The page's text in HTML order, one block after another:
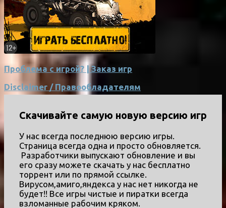
Проблема с игрой? | Заказ игр
Disclaimer / Правообладателям
Скачивайте самую новую версию игр
У нас всегда последнюю версию игры.
Страница всегда одна и просто обновляется.
Разработчики выпускают обновление и вы
его сразу можете скачать у нас бесплатно
торрент или по прямой ссылке.
Вирусом,амиго,яндекса у нас нет никогда не
будет!! Все игры чистые и пиратки всегда
взломанные рабочим кряком.